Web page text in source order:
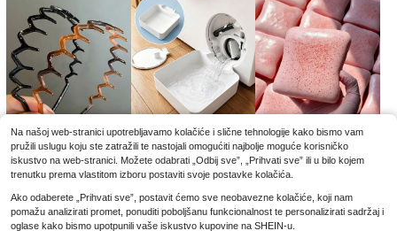
3.45€ 2.68€ 3.88€
Na našoj web-stranici upotrebljavamo kolačiće i slične tehnologije kako bismo vam
pružili uslugu koju ste zatražili te nastojali omogućiti najbolje moguće korisničko
iskustvo na web-stranici. Možete odabrati „Odbij sve”, „Prihvati sve” ili u bilo kojem
trenutku prema vlastitom izboru postaviti svoje postavke kolačića.
Ako odaberete „Prihvati sve”, postavit ćemo sve neobavezne kolačiće, koji nam
pomažu analizirati promet, ponuditi poboljšanu funkcionalnost te personalizirati sadržaj i
oglase kako bismo upotpunili vaše iskustvo kupovine na SHEIN-u.